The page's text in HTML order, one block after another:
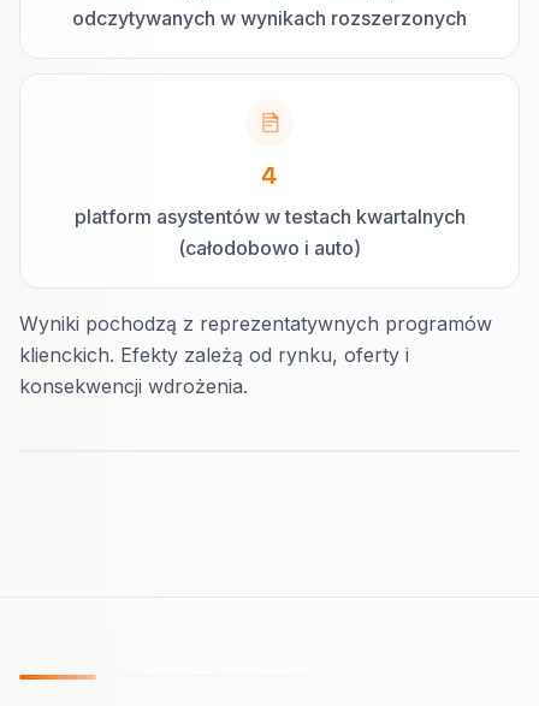
odczytywanych w wynikach rozszerzonych
4
platform asystentów w testach kwartalnych
(całodobowo i auto)
Wyniki pochodzą z reprezentatywnych programów
klienckich. Efekty zależą od rynku, oferty i
konsekwencji wdrożenia.